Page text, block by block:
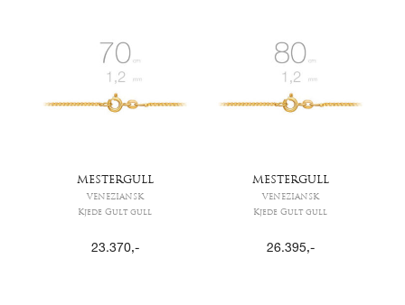
MESTERGULL
VENEZIANSK
Kjede Gult gull
23.370,-
MESTERGULL
VENEZIANSK
Kjede Gult gull
26.395,-